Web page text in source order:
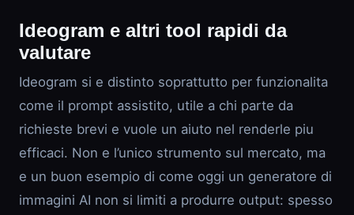
Ideogram e altri tool rapidi da
valutare
Ideogram si e distinto soprattutto per funzionalita
come il prompt assistito, utile a chi parte da
richieste brevi e vuole un aiuto nel renderle piu
efficaci. Non e l’unico strumento sul mercato, ma
e un buon esempio di come oggi un generatore di
immagini AI non si limiti a produrre output: spesso